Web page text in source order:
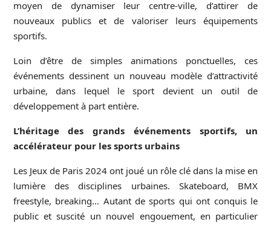
moyen de dynamiser leur centre-ville, d’attirer de
nouveaux publics et de valoriser leurs équipements
sportifs.
Loin d’être de simples animations ponctuelles, ces
événements dessinent un nouveau modèle d’attractivité
urbaine, dans lequel le sport devient un outil de
développement à part entière.
L’héritage des grands événements sportifs, un
accélérateur pour les sports urbains
Les Jeux de Paris 2024 ont joué un rôle clé dans la mise en
lumière des disciplines urbaines. Skateboard, BMX
freestyle, breaking… Autant de sports qui ont conquis le
public et suscité un nouvel engouement, en particulier